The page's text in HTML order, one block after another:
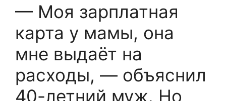
— Моя зарплатная
карта у мамы, она
мне выдаёт на
расходы, — объяснил
40-летний муж. Но